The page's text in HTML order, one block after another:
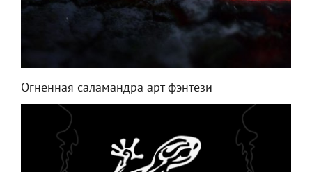
Огненная саламандра арт фэнтези